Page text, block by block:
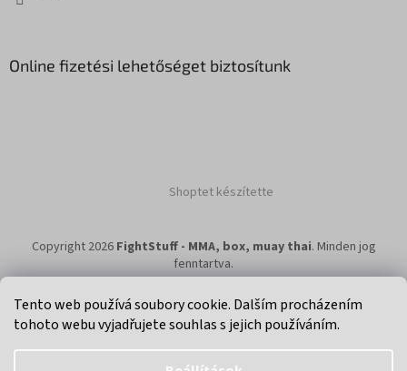
Tento web používá soubory cookie. Dalším procházením
tohoto webu vyjadřujete souhlas s jejich používáním.
Online fizetési lehetőséget biztosítunk
Shoptet készítette
Copyright 2026 FightStuff - MMA, box, muay thai. Minden jog
fenntartva.
Klikni na super eshop pro cyklisty a bikery.